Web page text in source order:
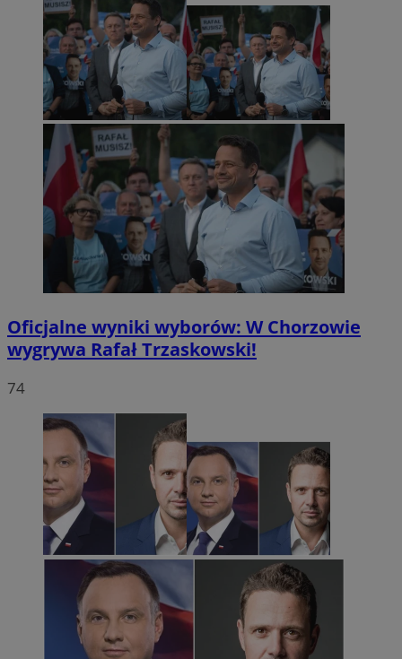
Oficjalne wyniki wyborów: W Chorzowie
wygrywa Rafał Trzaskowski!
74